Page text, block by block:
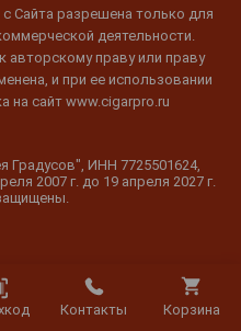
Контакты Корзина
с Сайта разрешена только для
деятельности.
праву или праву
и при ее использовании
на сайт www.cigarpro.ru
Градусов", ИНН 7725501624,
2007 г. до 19 апреля 2027 г.